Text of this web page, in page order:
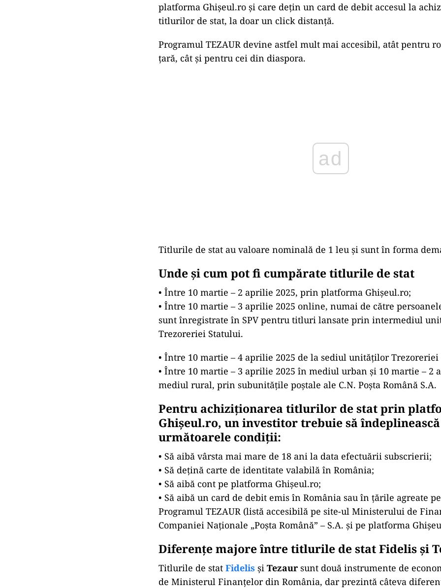
platforma Ghişeul.ro şi care dețin un card de debit accesul la
titlurilor de stat, la doar un click distanță.
Programul TEZAUR devine astfel mult mai accesibil, atât pentru
țară, cât și pentru cei din diaspora.
ad
Titlurile de stat au valoare nominală de 1 leu și sunt în forma
Unde și cum pot fi cumpărate titlurile de stat
• Între 10 martie – 2 aprilie 2025, prin platforma Ghișeul.ro;
• Între 10 martie – 3 aprilie 2025 online, numai de către
sunt înregistrate în SPV pentru titluri lansate prin intermediul
Trezoreriei Statului.
• Între 10 martie – 4 aprilie 2025 de la sediul unităților Trezoreriei
• Între 10 martie – 3 aprilie 2025 în mediul urban și 10 martie – 2
mediul rural, prin subunitățile poștale ale C.N. Poșta Română S.A.
Pentru achiziționarea titlurilor de stat prin
Ghișeul.ro, un investitor trebuie să îndeplinească
următoarele condiții:
• Să aibă vârsta mai mare de 18 ani la data efectuării subscrierii;
• Să dețină carte de identitate valabilă în România;
• Să aibă cont pe platforma Ghişeul.ro;
• Să aibă un card de debit emis în România sau în țările agreate
Programul TEZAUR (listă accesibilă pe site-ul Ministerului de
Companiei Naționale „Poşta Română” – S.A. și pe platforma
Diferenţe majore între titlurile de stat Fidelis şi
Titlurile de stat Fidelis și Tezaur sunt două instrumente de
de Ministerul Finanțelor din România, dar prezintă câteva